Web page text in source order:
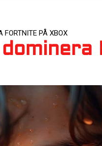
FORTNITE PÅ XBOX